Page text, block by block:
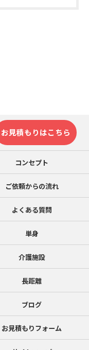
お見積もりはこちら
コンセプト
ご依頼からの流れ
よくある質問
単身
介護施設
長距離
ブログ
お見積もりフォーム